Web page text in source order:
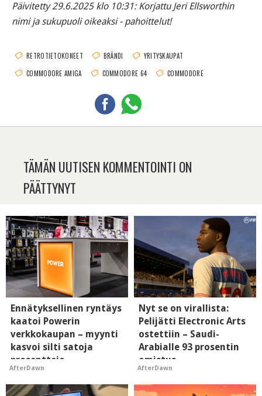
Päivitetty 29.6.2025 klo 10:31: Korjattu Jeri Ellsworthin
nimi ja sukupuoli oikeaksi - pahoittelut!
RETROTIETOKONEET BRÄNDI
YRITYSKAUPAT
COMMODORE AMIGA
COMMODORE 64 COMMODORE
TÄMÄN UUTISEN KOMMENTOINTI ON
PÄÄTTYNYT
Ennätyksellinen ryntäys
kaatoi Powerin
verkkokaupan – myynti
kasvoi silti satoja
prosentteja
AfterDawn
Nyt se on virallista:
Pelijätti Electronic Arts
ostettiin – Saudi-
Arabialle 93 prosentin
omistus
AfterDawn